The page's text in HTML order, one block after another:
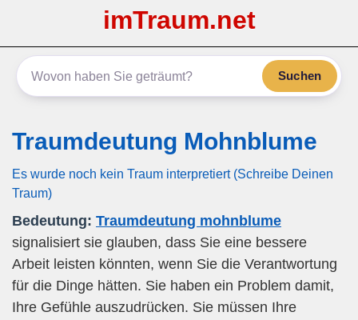
imTraum.net
Suchen
Traumdeutung Mohnblume
Es wurde noch kein Traum interpretiert (Schreibe Deinen
Traum)
Bedeutung: Traumdeutung mohnblume
signalisiert sie glauben, dass Sie eine bessere
Arbeit leisten könnten, wenn Sie die Verantwortung
für die Dinge hätten. Sie haben ein Problem damit,
Ihre Gefühle auszudrücken. Sie müssen Ihre